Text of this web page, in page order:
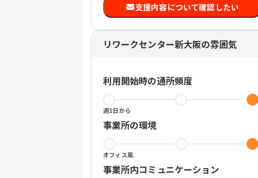
支援内容について確認したい
リワークセンター新大阪の雰囲気
利用開始時の通所頻度
週1日から
事業所の環境
オフィス風
事業所内コミュニケーション